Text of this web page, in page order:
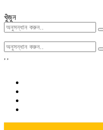
খুঁজুন
, ,